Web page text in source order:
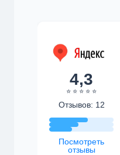
4,3
⭐ ⭐ ⭐ ⭐ ⭐
Отзывов: 12
Посмотреть
отзывы